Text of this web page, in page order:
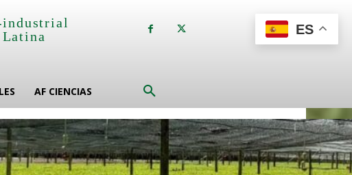
industrial
AF CIENCIAS
ES